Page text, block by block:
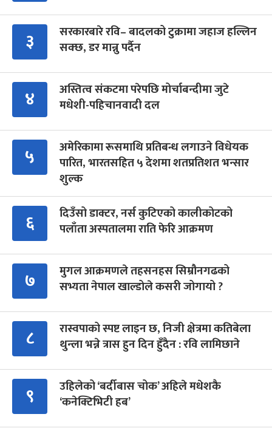
३
सरकारबारे रवि– बादलको टुक्रामा जहाज हल्लिन
सक्छ, डर मान्नु पर्दैन
४
अस्तित्व संकटमा परेपछि मोर्चाबन्दीमा जुटे
मधेशी-पहिचानवादी दल
५
अमेरिकामा रूसमाथि प्रतिबन्ध लगाउने विधेयक
पारित, भारतसहित ५ देशमा शतप्रतिशत भन्सार
शुल्क
६
दिउँसो डाक्टर, नर्स कुटिएको कालीकोटको
पलाँता अस्पतालमा राति फेरि आक्रमण
७
मुगल आक्रमणले तहसनहस सिम्रौनगढको
सभ्यता नेपाल खाल्डोले कसरी जोगायो ?
८
रास्वपाको स्पष्ट लाइन छ, निजी क्षेत्रमा कतिबेला
थुन्ला भन्ने त्रास हुन दिन हुँदैन : रवि लामिछाने
९
उहिलेको ‘बर्दीबास चोक’ अहिले मधेशकै
‘कनेक्टिभिटी हब’